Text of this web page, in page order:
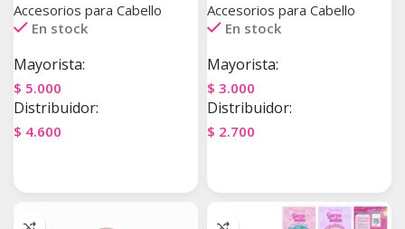
Accesorios para Cabello
En stock
Mayorista:
$ 5.000
Distribuidor:
$ 4.600
Accesorios para Cabello
En stock
Mayorista:
$ 3.000
Distribuidor:
$ 2.700